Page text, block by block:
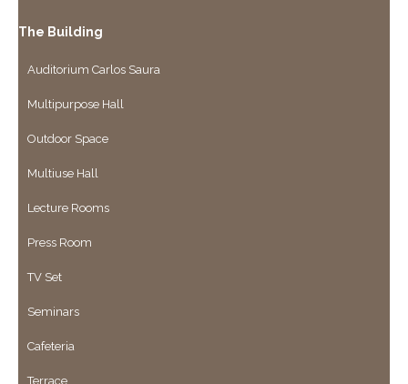
The Building
Auditorium Carlos Saura
Multipurpose Hall
Outdoor Space
Multiuse Hall
Lecture Rooms
Press Room
TV Set
Seminars
Cafeteria
Terrace